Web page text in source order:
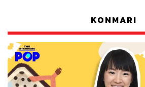
KONMARI